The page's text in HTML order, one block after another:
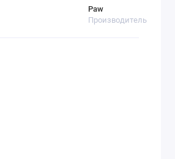
Paw
Производитель